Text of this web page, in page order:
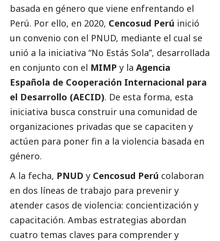
basada en género que viene enfrentando el
Perú. Por ello, en 2020, Cencosud Perú inició
un convenio con el PNUD, mediante el cual se
unió a la iniciativa “No Estás Sola”, desarrollada
en conjunto con el MIMP y la Agencia
Española de Cooperación Internacional para
el Desarrollo (AECID). De esta forma, esta
iniciativa busca construir una comunidad de
organizaciones privadas que se capaciten y
actúen para poner fin a la violencia basada en
género.
A la fecha, PNUD y Cencosud Perú colaboran
en dos líneas de trabajo para prevenir y
atender casos de violencia: concientización y
capacitación. Ambas estrategias abordan
cuatro temas claves para comprender y